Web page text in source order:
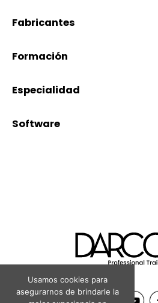
Fabricantes
Formación
Especialidad
Software
Usamos cookies para
asegurarnos de brindarle la